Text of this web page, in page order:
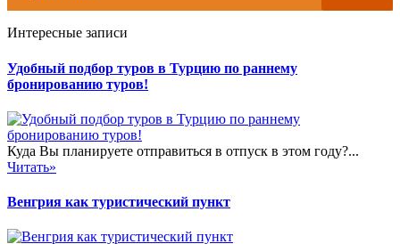
Интересные записи
Удобный подбор туров в Турцию по раннему
бронированию туров!
Куда Вы планируете отправиться в отпуск в этом году?...
Читать»
Венгрия как туристический пункт